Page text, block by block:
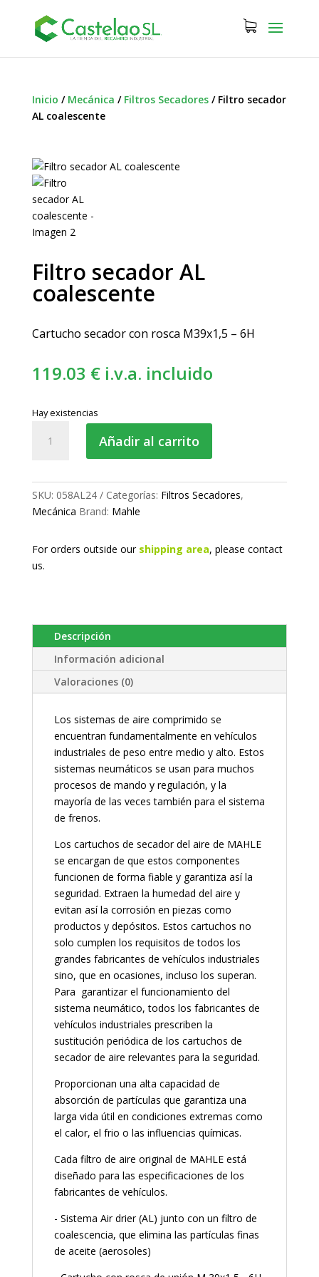
Inicio / Mecánica / Filtros Secadores/ Filtro secador
AL coalescente
Filtro secador AL
coalescente
Cartucho secador con rosca M39x1,5 – 6H
119.03 € i.v.a. incluido
Hay existencias
secador
cantidad
Añadir al carrito
SKU: 058AL24 Categorías: Filtros Secadores,
Mecánica Brand: Mahle
For orders outside our shipping area, please contact
us.
Descripción
Información adicional
Valoraciones (0)
Los sistemas de aire comprimido se
encuentran fundamentalmente en vehículos
industriales de peso entre medio y alto. Estos
sistemas neumáticos se usan para muchos
procesos de mando y regulación, y la
mayoría de las veces también para el sistema
de frenos.
Los cartuchos de secador del aire de MAHLE
se encargan de que estos componentes
funcionen de forma fiable y garantiza así la
seguridad. Extraen la humedad del aire y
evitan así la corrosión en piezas como
productos y depósitos. Estos cartuchos no
solo cumplen los requisitos de todos los
grandes fabricantes de vehículos industriales
sino, que en ocasiones, incluso los superan.
Para garantizar el funcionamiento del
sistema neumático, todos los fabricantes de
vehículos industriales prescriben la
sustitución periódica de los cartuchos de
secador de aire relevantes para la seguridad.
Proporcionan una alta capacidad de
absorción de partículas que garantiza una
larga vida útil en condiciones extremas como
el calor, el frio o las influencias químicas.
Cada filtro de aire original de MAHLE está
diseñado para las especificaciones de los
fabricantes de vehículos.
- Sistema Air drier (AL) junto con un filtro de
coalescencia, que elimina las partículas finas
de aceite (aerosoles)